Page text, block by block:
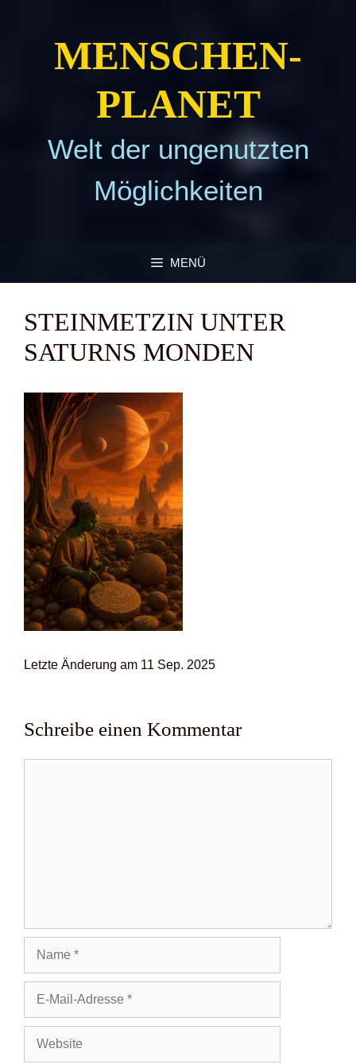
MEN­SCHEN­
PLA­NET
Welt der ungenutzten
Möglichkeiten
MENÜ
STEIN­MET­ZIN UNTER
SATURNS MON­DEN
Letz­te Ände­rung am 11 Sep. 2025
Schreibe einen Kommentar
Adresse